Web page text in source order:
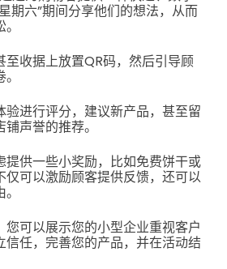
期六”期间分享他们的想法，从而
至收据上放置QR码，然后引导顾
验进行评分，建议新产品，甚至留
声誉的推荐。
提供一些小奖励，比如免费饼干或
仅可以激励顾客提供反馈，还可以
您可以展示您的小型企业重视客户
信任，完善您的产品，并在活动结